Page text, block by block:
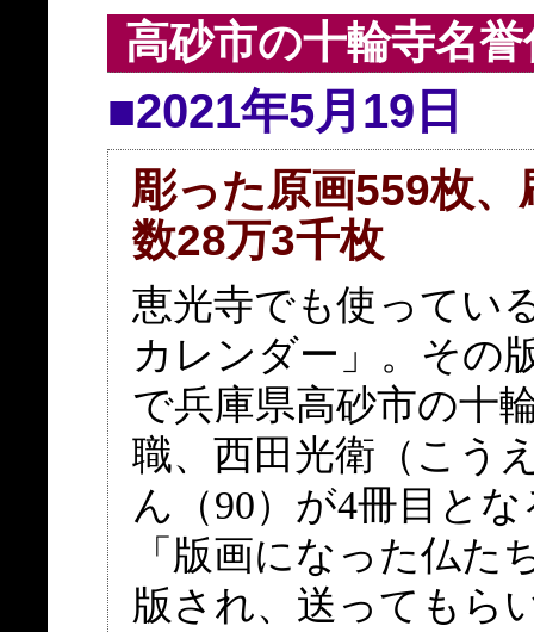
高砂市の十輪寺名
■2021年5月19日
彫った原画559枚、
数28万3千枚
恵光寺でも使ってい
カレンダー」。その
で兵庫県高砂市の十
職、西田光衛（こう
ん（90）が4冊目と
「版画になった仏た
版され、送ってもら